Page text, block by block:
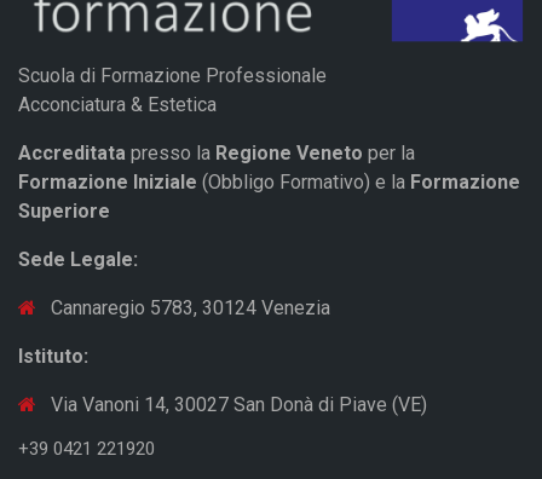
Scuola di Formazione Professionale
Acconciatura & Estetica
Accreditata presso la Regione Veneto per la
Formazione Iniziale (Obbligo Formativo) e la Formazione
Superiore
Sede Legale:
Cannaregio 5783, 30124 Venezia
Istituto:
Via Vanoni 14, 30027 San Donà di Piave (VE)
+39 0421 221920